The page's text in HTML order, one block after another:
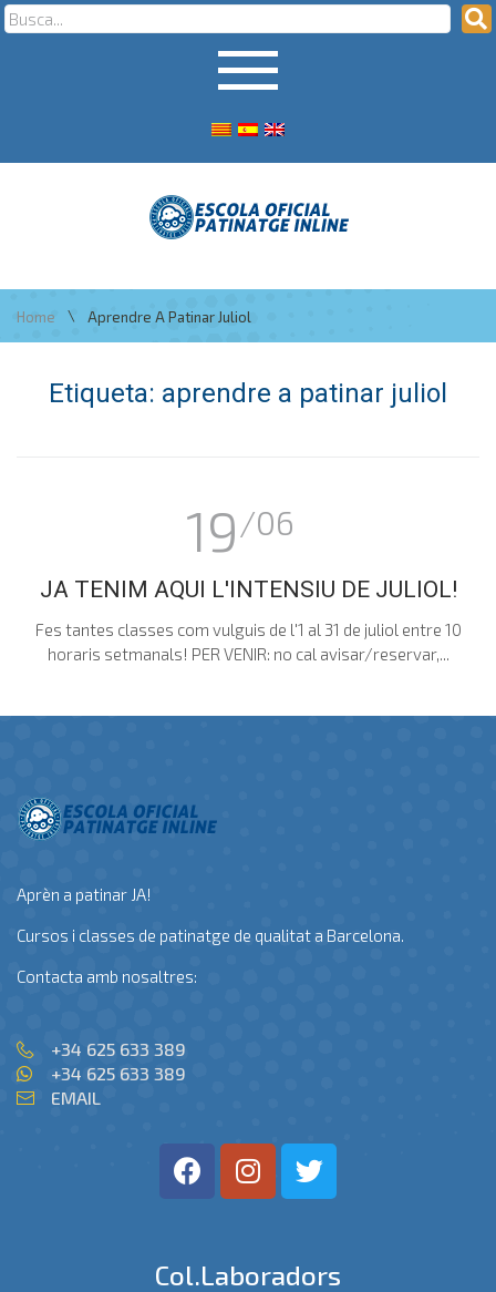
Home \ Aprendre A Patinar Juliol
Etiqueta: aprendre a patinar juliol
19/06
JA TENIM AQUI L'INTENSIU DE JULIOL!
Fes tantes classes com vulguis de l'1 al 31 de juliol entre 10
horaris setmanals! PER VENIR: no cal avisar/reservar,...
Aprèn a patinar JA!
Cursos i classes de patinatge de qualitat a Barcelona.
Contacta amb nosaltres:
+34 625 633 389
+34 625 633 389
EMAIL
Col.laboradors